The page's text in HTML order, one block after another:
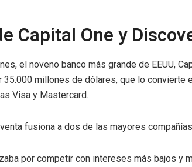
Capital One y
el noveno banco más grande de EEUU,
35.000 millones de dólares, que lo convierte
Visa y Mastercard.
fusiona a dos de las mayores
por competir con intereses más bajos y